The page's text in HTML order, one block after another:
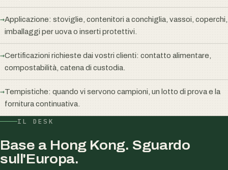
Applicazione: stoviglie, contenitori a conchiglia, vassoi, coperchi,
imballaggi per uova o inserti protettivi.
Certificazioni richieste dai vostri clienti: contatto alimentare,
compostabilità, catena di custodia.
Tempistiche: quando vi servono campioni, un lotto di prova e la
fornitura continuativa.
IL DESK
Base a Hong Kong. Sguardo
sull'Europa.